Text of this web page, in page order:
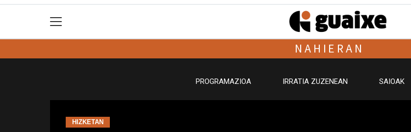
NAHIERAN
PROGRAMAZIOA IRRATIA ZUZENEAN SAIOAK
HIZKETAN